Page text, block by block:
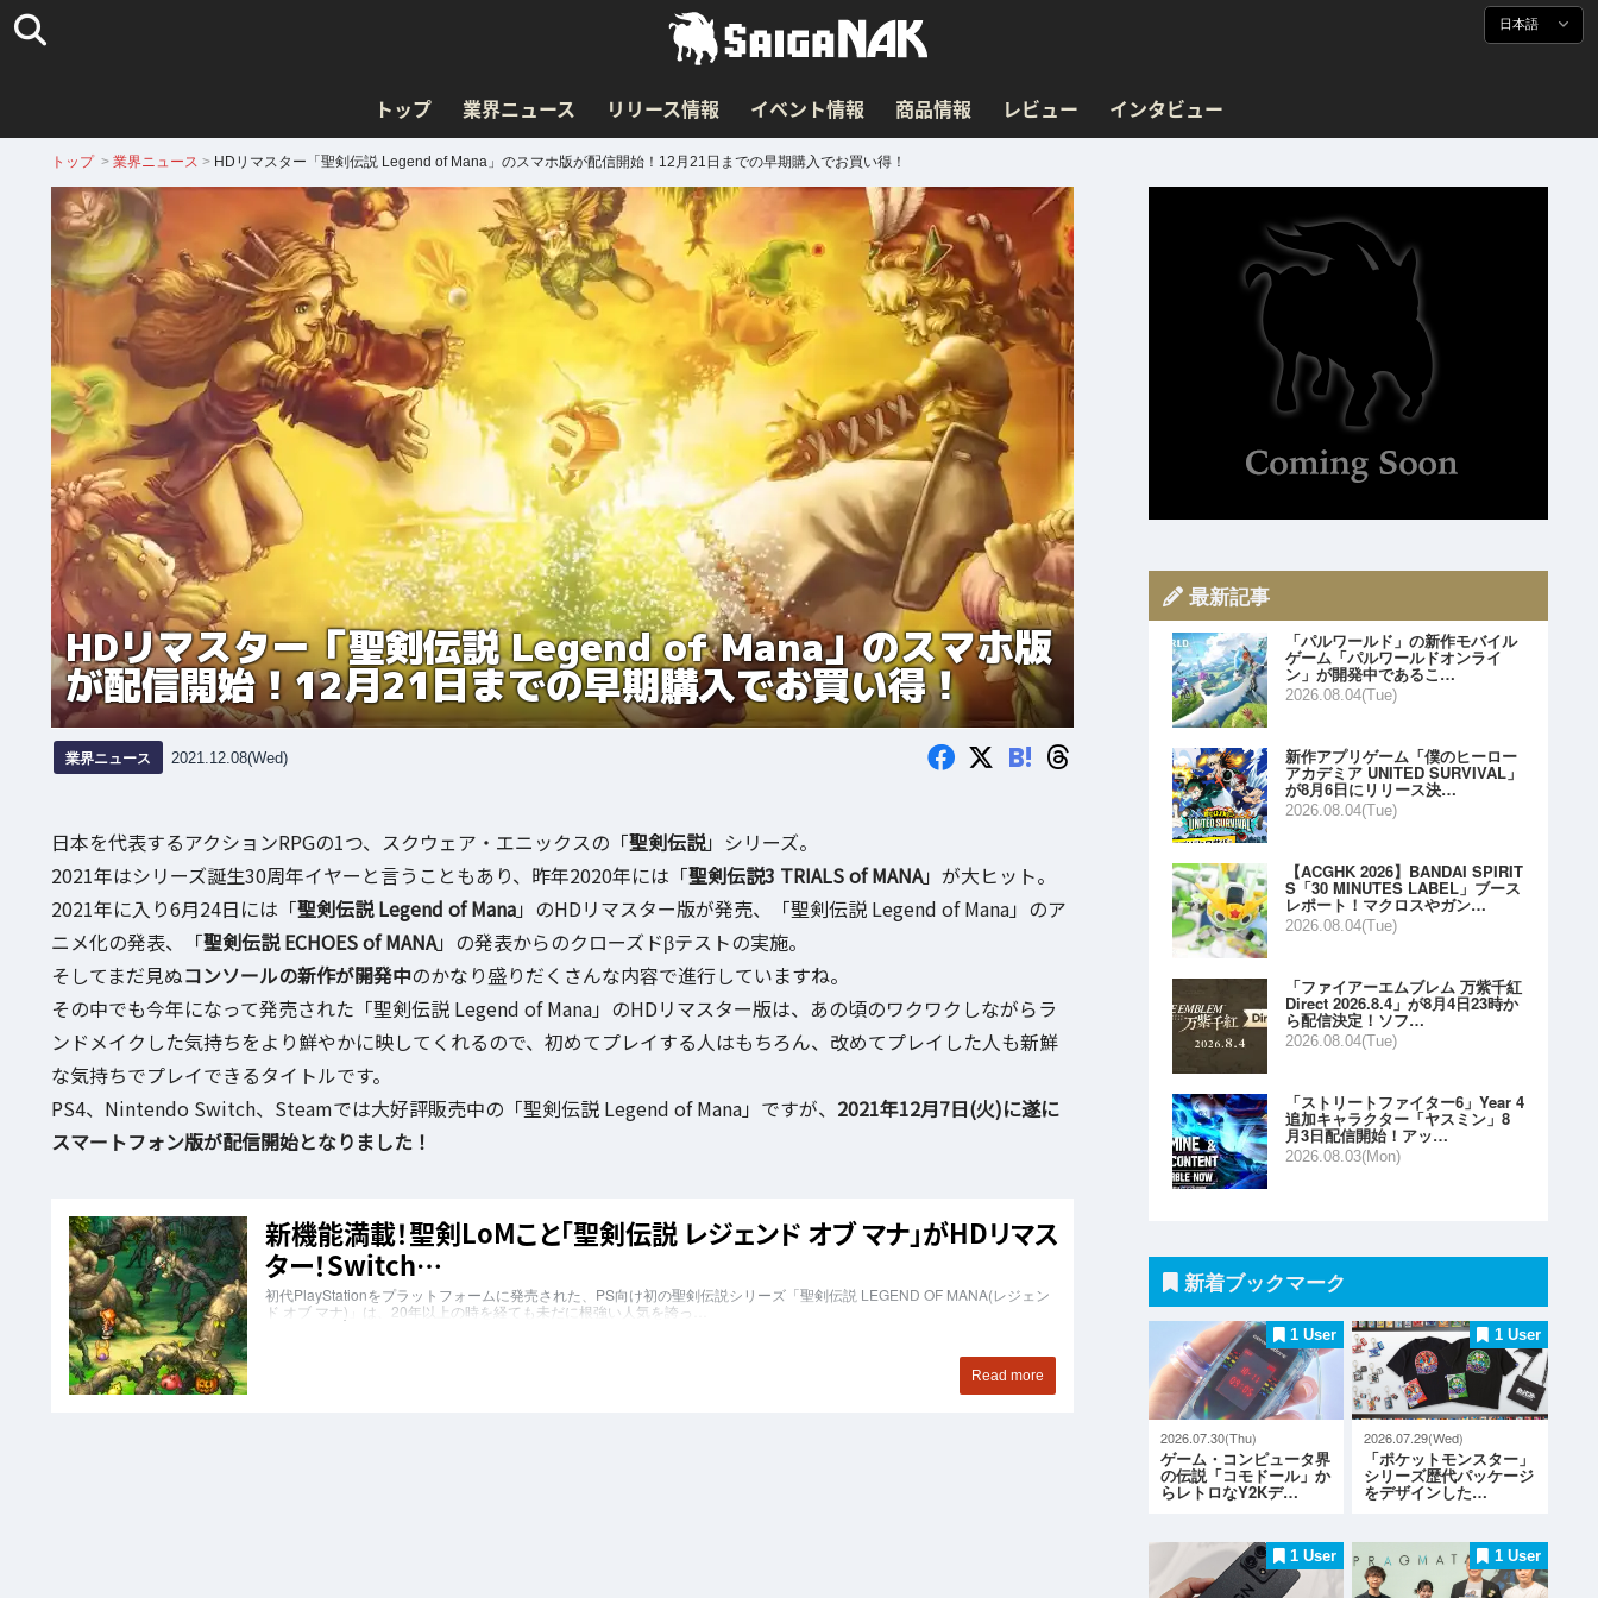
日本語
トップ 業界ニュース リリース情報 イベント情報 商品情報 レビュー インタビュー
トップ > 業界ニュース > HDリマスター「聖剣伝説 Legend of Mana」のスマホ版が配信開始！12月21日までの早期購入でお買い得！
HDリマスター「聖剣伝説 Legend of Mana」のスマホ版
が配信開始！12月21日までの早期購入でお買い得！
業界ニュース 2021.12.08(Wed) B!
日本を代表するアクションRPGの1つ、スクウェア・エニックスの「聖剣伝説」シリーズ。
2021年はシリーズ誕生30周年イヤーと言うこともあり、昨年2020年には「聖剣伝説3 TRIALS of MANA」が大ヒット。
2021年に入り6月24日には「聖剣伝説 Legend of Mana」のHDリマスター版が発売、「聖剣伝説 Legend of Mana」のア
ニメ化の発表、「聖剣伝説 ECHOES of MANA」の発表からのクローズドβテストの実施。
そしてまだ見ぬコンソールの新作が開発中のかなり盛りだくさんな内容で進行していますね。
その中でも今年になって発売された「聖剣伝説 Legend of Mana」のHDリマスター版は、あの頃のワクワクしながらラ
ンドメイクした気持ちをより鮮やかに映してくれるので、初めてプレイする人はもちろん、改めてプレイした人も新鮮
な気持ちでプレイできるタイトルです。
PS4、Nintendo Switch、Steamでは大好評販売中の「聖剣伝説 Legend of Mana」ですが、 2021年12月7日(火)に遂に
スマートフォン版が配信開始となりました！
最新記事
「パルワールド」の新作モバイル
ゲーム「パルワールドオンライ
ン」が開発中であるこ…
2026.08.04(Tue)
新作アプリゲーム「僕のヒーロー
アカデミア UNITED SURVIVAL」
が8月6日にリリース決…
2026.08.04(Tue)
【ACGHK 2026】BANDAI SPIRIT
S「30 MINUTES LABEL」ブース
レポート！マクロスやガン…
2026.08.04(Tue)
「ファイアーエムブレム 万紫千紅
Direct 2026.8.4」が8月4日23時か
ら配信決定！ソフ…
2026.08.04(Tue)
「ストリートファイター6」Year 4
追加キャラクター「ヤスミン」8
月3日配信開始！アッ…
2026.08.03(Mon)
新着ブックマーク
1 User
2026.07.30(Thu)
ゲーム・コンピュータ界
の伝説「コモドール」か
らレトロなY2Kデ…
1 User
2026.07.29(Wed)
「ポケットモンスター」
シリーズ歴代パッケージ
をデザインした…
1 User 1 User